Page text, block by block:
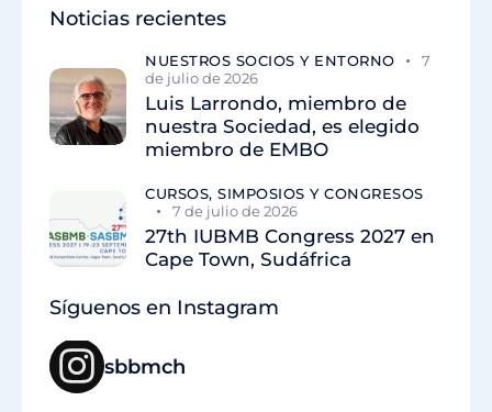
Noticias recientes
NUESTROS SOCIOS Y ENTORNO
7
de julio de 2026
Luis Larrondo, miembro de
nuestra Sociedad, es elegido
miembro de EMBO
CURSOS, SIMPOSIOS Y CONGRESOS
7 de julio de 2026
27th IUBMB Congress 2027 en
Cape Town, Sudáfrica
Síguenos en Instagram
sbbmch